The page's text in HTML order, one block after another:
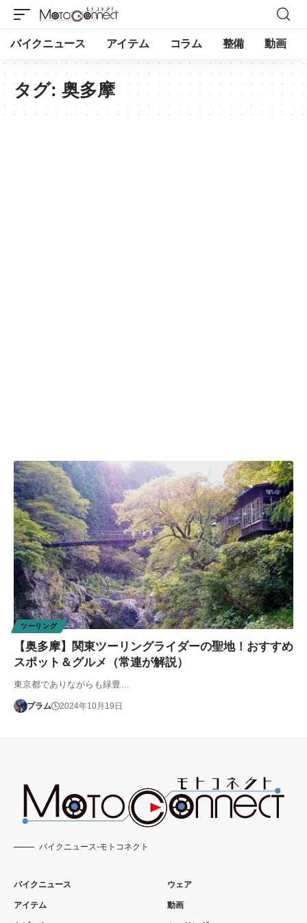
バイクニュース アイテム コラム 整備 動画
タグ: 奥多摩
ツーリング
【奥多摩】関東ツーリングライダーの聖地！おすすめ
スポット＆グルメ（常連が解説）
東京都でありながらも緑豊…
プラム 2024年10月19日
バイクニュース-モトコネクト
バイクニュース
アイテム
ウェア
動画